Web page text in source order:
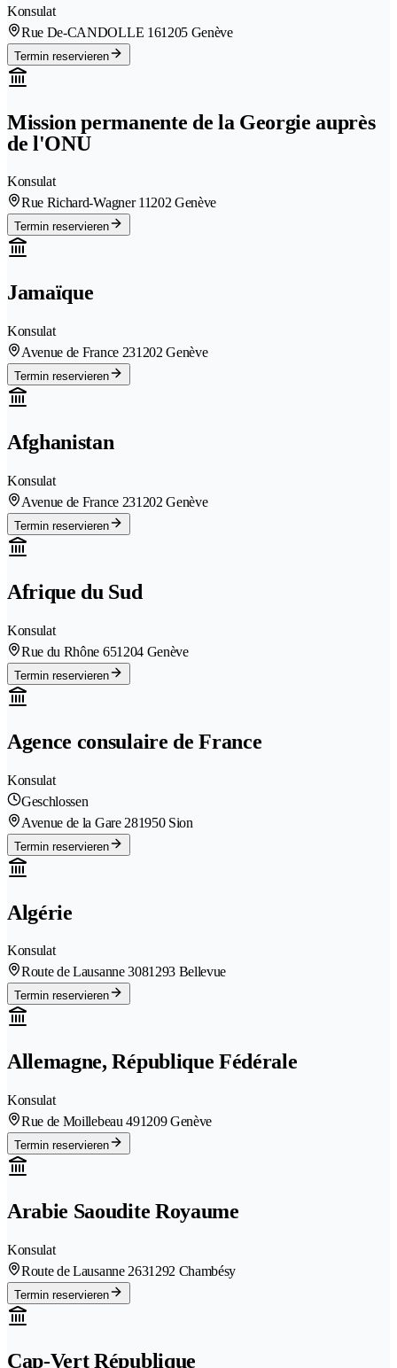
Konsulat
Rue De-CANDOLLE 161205 Genève
Termin reservieren
Mission permanente de la Georgie auprès
de l'ONU
Konsulat
Rue Richard-Wagner 11202 Genève
Termin reservieren
Jamaïque
Konsulat
Avenue de France 231202 Genève
Termin reservieren
Afghanistan
Konsulat
Avenue de France 231202 Genève
Termin reservieren
Afrique du Sud
Konsulat
Rue du Rhône 651204 Genève
Termin reservieren
Agence consulaire de France
Konsulat
Geschlossen
Avenue de la Gare 281950 Sion
Termin reservieren
Algérie
Konsulat
Route de Lausanne 3081293 Bellevue
Termin reservieren
Allemagne, République Fédérale
Konsulat
Rue de Moillebeau 491209 Genève
Termin reservieren
Arabie Saoudite Royaume
Konsulat
Route de Lausanne 2631292 Chambésy
Termin reservieren
Cap-Vert République